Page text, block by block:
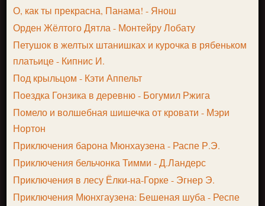
О, как ты прекрасна, Панама! - Янош
Орден Жёлтого Дятла - Монтейру Лобату
Петушок в желтых штанишках и курочка в рябеньком
платьице - Кипнис И.
Под крыльцом - Кэти Аппельт
Поездка Гонзика в деревню - Богумил Ржига
Помело и волшебная шишечка от кровати - Мэри
Нортон
Приключения барона Мюнхаузена - Распе Р.Э.
Приключения бельчонка Тимми - Д.Ландерс
Приключения в лесу Ёлки-на-Горке - Эгнер Э.
Приключения Мюнхгаузена: Бешеная шуба - Респе